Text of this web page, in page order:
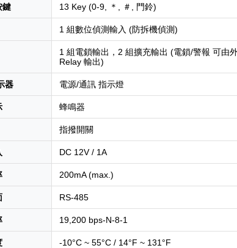
鍵 13 Key (0-9, ＊, ＃, 門鈴)
1 組數位偵測輸入 (防拆機偵測)
1 組電鎖輸出，2 組擴充輸出 (電鎖/警報 可由
Relay 輸出)
器 電源/通訊 指示燈
蜂鳴器
指撥開關
DC 12V / 1A
200mA (max.)
RS-485
19,200 bps-N-8-1
-10°C ~ 55°C / 14°F ~ 131°F